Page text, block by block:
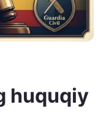
huquqiy